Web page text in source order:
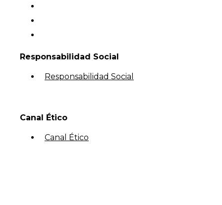
Responsabilidad Social
Responsabilidad Social
Canal Ético
Canal Ético